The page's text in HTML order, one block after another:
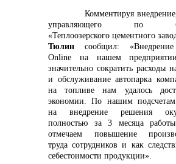
info@vostokcement.ru
Комментируя внедрение,
управляющего по
«Теплоозерского цементного
Тюлин сообщил:
Online на нашем
значительно сократить расходы
и обслуживание автопарка
на топливе нам удалось
экономии. По нашим подсчетам
на внедрение решения
полностью за 3 месяца
отмечаем повышение
труда сотрудников и как
себестоимости продукции».